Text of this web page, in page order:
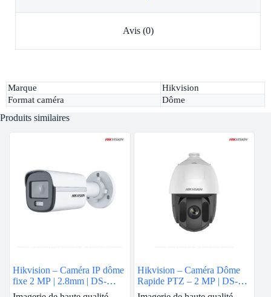
Avis (0)
Marque
Hikvision
Format caméra
Dôme
Produits similaires
Hikvision – Caméra IP dôme
fixe 2 MP | 2.8mm | DS-
2CD1123G0E-I
Hikvision – Caméra Dôme
Rapide PTZ – 2 MP | DS-
2AE5225TI-A